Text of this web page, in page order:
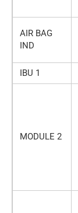
AIR BAG
IND
IBU 1
MODULE 2